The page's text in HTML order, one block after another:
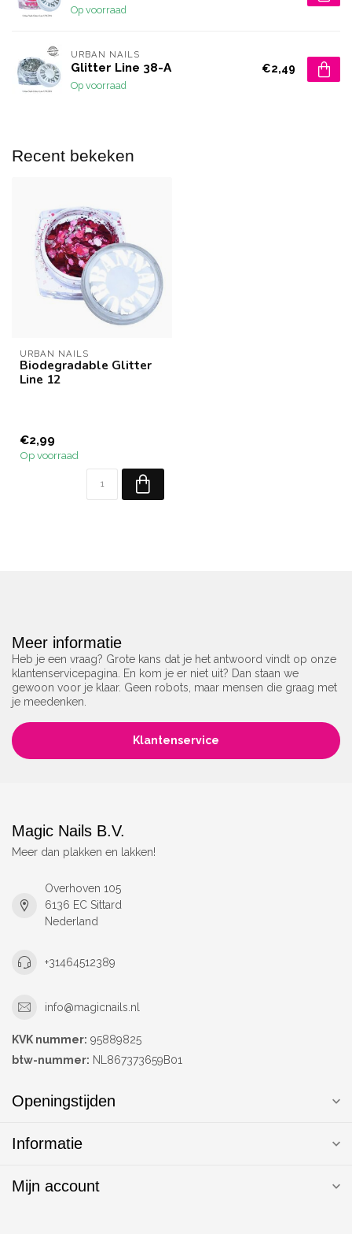
Op voorraad
URBAN NAILS
Glitter Line 38-A
Op voorraad
€2,49
Recent bekeken
URBAN NAILS
Biodegradable Glitter
Line 12
€2,99
Op voorraad
Meer informatie
Heb je een vraag? Grote kans dat je het antwoord vindt op onze
klantenservicepagina. En kom je er niet uit? Dan staan we
gewoon voor je klaar. Geen robots, maar mensen die graag met
je meedenken.
Klantenservice
Magic Nails B.V.
Meer dan plakken en lakken!
Overhoven 105
6136 EC Sittard
Nederland
+31464512389
info@magicnails.nl
KVK nummer: 95889825
btw-nummer: NL867373659B01
Openingstijden
Informatie
Mijn account